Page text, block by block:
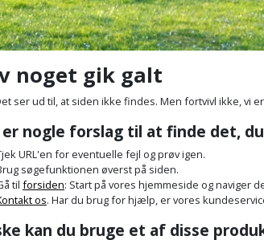
noget gik galt
ser ud til, at siden ikke findes. Men fortvivl ikke, vi
er nogle forslag til at finde det,
URL'en for eventuelle fejl og prøv igen.
søgefunktionen øverst på siden.
til forsiden: Start på vores hjemmeside og naviger
os. Har du brug for hjælp, er vores
kan du bruge et af disse